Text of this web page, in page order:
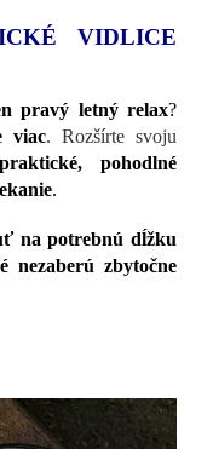
VIDLICE
pravý letný relax?
viac. Rozšírte svoju
praktické, pohodlné
.
na potrebnú dĺžku
nezaberú zbytočne